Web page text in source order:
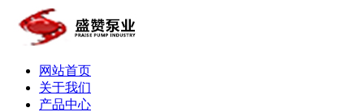
网站首页
关于我们
产品中心